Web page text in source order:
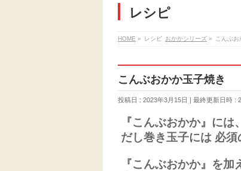
レシピ
HOME » レシピ おかかシリーズ » こんぶ
こんぶおかか玉子焼き
投稿日 : 2023年3月15日 最終更新日時 :
『こんぶおかか』に
だし巻き玉子には 必須
『こんぶおかか』を